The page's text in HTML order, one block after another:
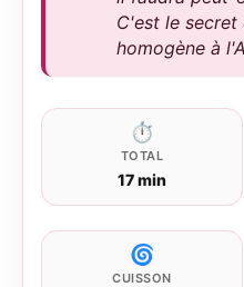
C'est le secret
homogène à
⏱
TOTAL
17 min
🌀
CUISSON